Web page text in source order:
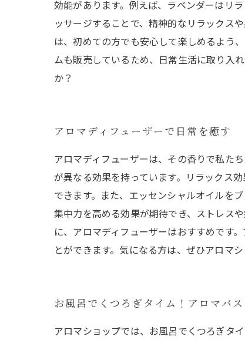
効能があります。例えば、ラベンダーはリ
ッサージすることで、精神的なリラックス
は、初めての方でも安心して楽しめるよう
ムも販売しているため、日常生活に取り入
か？
アロマディフューザーで日常を癒す
アロマディフューザーは、その香りで私た
が異なる効果を持っています。リラックス
できます。また、エッセンシャルオイルを
集中力を高める効果が期待でき、ストレス
に、アロマディフューザーはおすすめです
とができます。気になる方は、ぜひアロマ
お風呂でくつろぎタイム！アロマバ
アロマショップでは、お風呂でくつろぎタ